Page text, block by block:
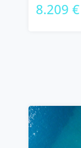
8.209 €